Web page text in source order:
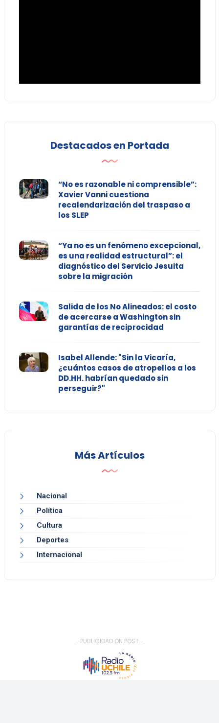
Destacados en Portada
“No es razonable ni comprensible”:
Xavier Vanni cuestiona
recalendarización del traspaso a
los SLEP
“Ya no es un fenómeno excepcional,
es una realidad estructural”: el
diagnóstico del Servicio Jesuita
sobre la migración
Salida de los No Alineados: el costo
de acercarse a Washington sin
garantías de reciprocidad
Isabel Allende: "Sin la Vicaría,
¿cuántos casos de atropellos a los
DD.HH. habrían quedado sin
perseguir?"
Más Artículos
Nacional
Política
Cultura
Deportes
Internacional
- PUBLICIDAD ON POST -